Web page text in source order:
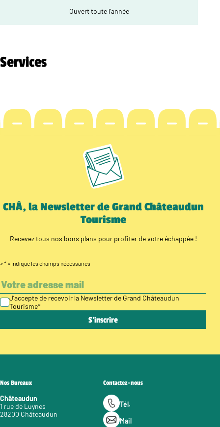
Ouvert toute l’année
Services
CHÂ, la Newsletter de Grand Châteaudun
Tourisme
Recevez tous nos bons plans pour profiter de votre échappée !
« * » indique les champs nécessaires
J’accepte de recevoir la Newsletter de Grand Châteaudun
Tourisme*
Nos Bureaux
Châteaudun
1 rue de Luynes
28200 Châteaudun
Contactez-nous
Tél.
Mail